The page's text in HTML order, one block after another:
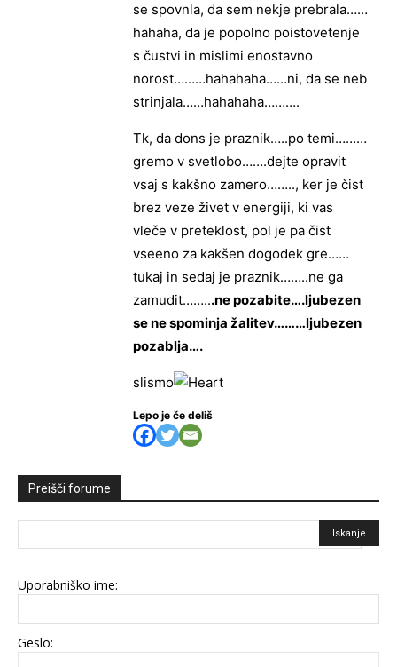
se spovnla, da sem nekje prebrala……
hahaha, da je popolno poistovetenje
s čustvi in mislimi enostavno
norost………hahahaha……ni, da se neb
strinjala……hahahaha……….
Tk, da dons je praznik…..po temi………
gremo v svetlobo…….dejte opravit
vsaj s kakšno zamero…….., ker je čist
brez veze živet v energiji, ki vas
vleče v preteklost, pol je pa čist
vseeno za kakšen dogodek gre……
tukaj in sedaj je praznik……..ne ga
zamudit……...ne pozabite….ljubezen
se ne spominja žalitev………ljubezen
pozablja….
slismo
Lepo je če deliš
Preišči forume
Uporabniško ime:
Geslo: